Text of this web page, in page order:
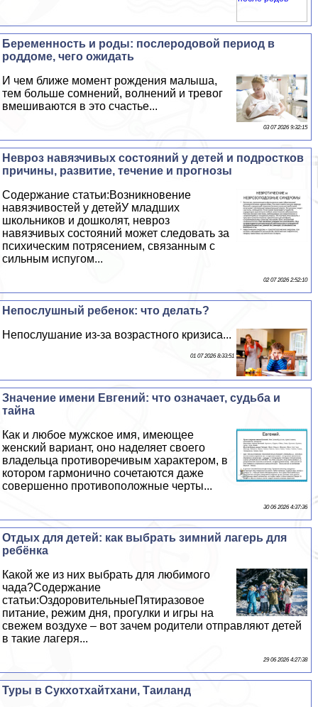
Беременность и роды: послеродовой период в
роддоме, чего ожидать
И чем ближе момент рождения малыша,
тем больше сомнений, волнений и тревог
вмешиваются в это счастье...
03 07 2026 9:32:15
Невроз навязчивых состояний у детей и подростков
причины, развитие, течение и прогнозы
Содержание статьи:Возникновение
навязчивостей у детейУ младших
школьников и дошколят, невроз
навязчивых состояний может следовать за
психическим потрясением, связанным с
сильным испугом...
02 07 2026 2:52:10
Непослушный ребенок: что делать?
Непослушание из-за возрастного кризиса...
01 07 2026 8:33:51
Значение имени Евгений: что означает, судьба и
тайна
Как и любое мужское имя, имеющее
женский вариант, оно наделяет своего
владельца противоречивым хаpaктером, в
котором гармонично сочетаются даже
совершенно противоположные черты...
30 06 2026 4:37:36
Отдых для детей: как выбрать зимний лагерь для
ребёнка
Какой же из них выбрать для любимого
чада?Содержание
статьи:ОздоровительныеПятиразовое
питание, режим дня, прогулки и игры на
свежем воздухе – вот зачем родители отправляют детей
в такие лагеря...
29 06 2026 4:27:38
Туры в Сукхотхайтхани, Таиланд